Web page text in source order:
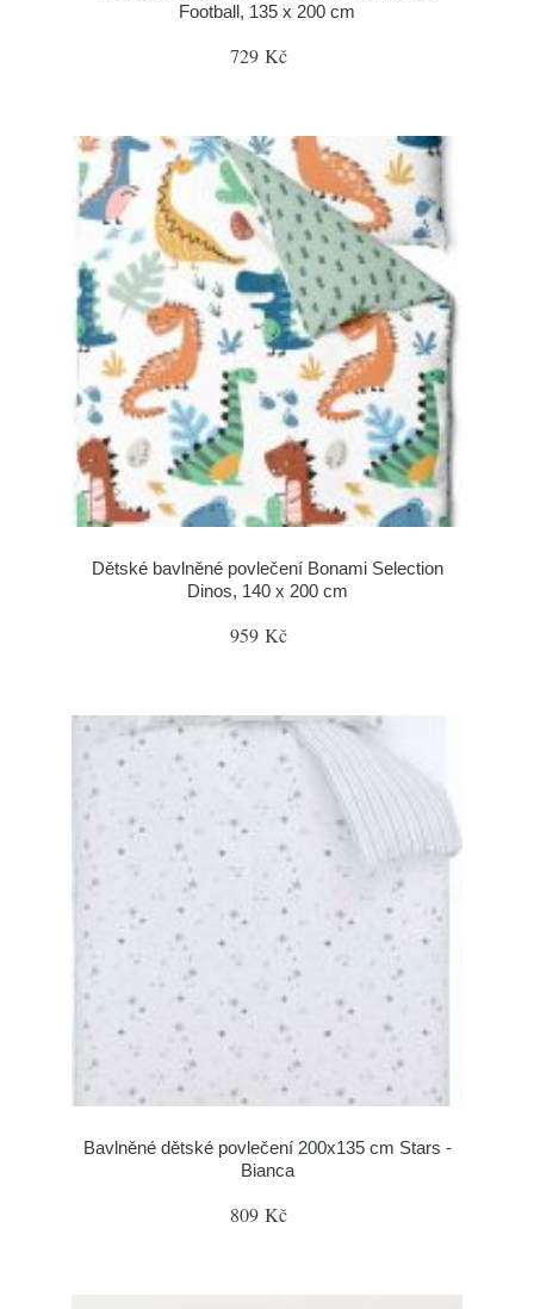
Football, 135 x 200 cm
729 Kč
Dětské bavlněné povlečení Bonami Selection
Dinos, 140 x 200 cm
959 Kč
Bavlněné dětské povlečení 200x135 cm Stars -
Bianca
809 Kč